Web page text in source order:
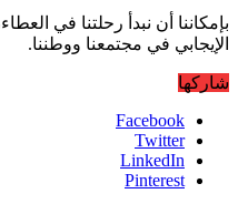
بإمكاننا أن نبدأ رحلتنا في
الإيجابي في مجتمعنا ووطننا.
شاركها
Facebook
Twitter
LinkedIn
Pinterest